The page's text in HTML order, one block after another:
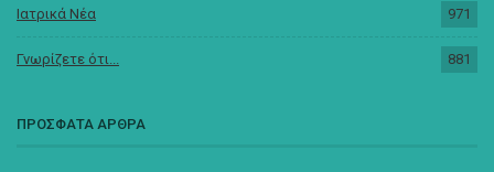
Ιατρικά Νέα 971
Γνωρίζετε ότι... 881
ΠΡΟΣΦΑΤΑ ΑΡΘΡΑ